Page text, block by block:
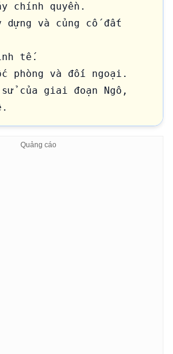
chính quyền.
dựng và củng cố đất
tế.
phòng và đối ngoại.
của giai đoạn Ngô,